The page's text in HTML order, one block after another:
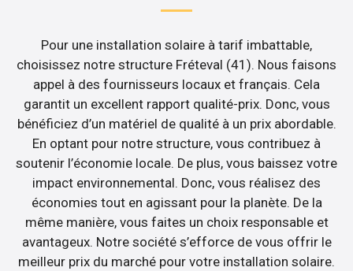
Pour une installation solaire à tarif imbattable,
choisissez notre structure Fréteval (41). Nous faisons
appel à des fournisseurs locaux et français. Cela
garantit un excellent rapport qualité-prix. Donc, vous
bénéficiez d’un matériel de qualité à un prix abordable.
En optant pour notre structure, vous contribuez à
soutenir l’économie locale. De plus, vous baissez votre
impact environnemental. Donc, vous réalisez des
économies tout en agissant pour la planète. De la
même manière, vous faites un choix responsable et
avantageux. Notre société s’efforce de vous offrir le
meilleur prix du marché pour votre installation solaire.